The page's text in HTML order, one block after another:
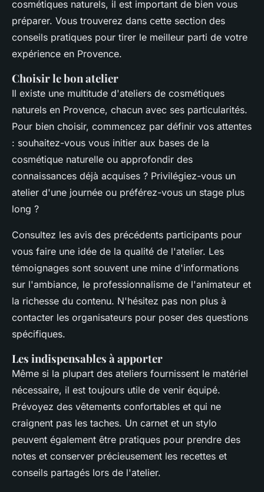
cosmétiques naturels, il est important de bien vous
préparer. Vous trouverez dans cette section des
conseils pratiques pour tirer le meilleur parti de votre
expérience en Provence.
Choisir le bon atelier
Il existe une multitude d'ateliers de cosmétiques
naturels en Provence, chacun avec ses particularités.
Pour bien choisir, commencez par définir vos attentes
: souhaitez-vous vous initier aux bases de la
cosmétique naturelle ou approfondir des
connaissances déjà acquises ? Privilégiez-vous un
atelier d'une journée ou préférez-vous un stage plus
long ?
Consultez les avis des précédents participants pour
vous faire une idée de la qualité de l'atelier. Les
témoignages sont souvent une mine d'informations
sur l'ambiance, le professionnalisme de l'animateur et
la richesse du contenu. N'hésitez pas non plus à
contacter les organisateurs pour poser des questions
spécifiques.
Les indispensables à apporter
Même si la plupart des ateliers fournissent le matériel
nécessaire, il est toujours utile de venir équipé.
Prévoyez des vêtements confortables et qui ne
craignent pas les taches. Un carnet et un stylo
peuvent également être pratiques pour prendre des
notes et conserver précieusement les recettes et
conseils partagés lors de l'atelier.